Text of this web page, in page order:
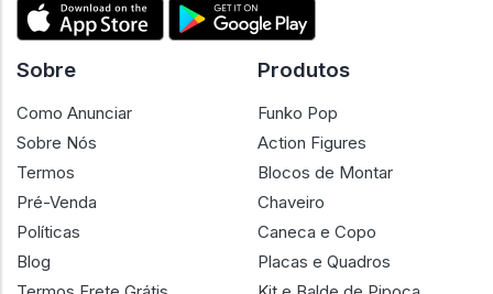
Sobre
Como Anunciar
Sobre Nós
Termos
Pré-Venda
Políticas
Blog
Produtos
Funko Pop
Action Figures
Blocos de Montar
Chaveiro
Caneca e Copo
Placas e Quadros